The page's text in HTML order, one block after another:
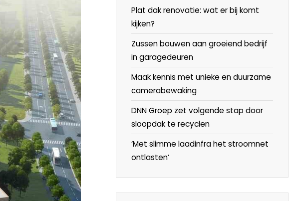
Plat dak renovatie: wat er bij komt
kijken?
Zussen bouwen aan groeiend bedrijf
in garagedeuren
Maak kennis met unieke en duurzame
camerabewaking
DNN Groep zet volgende stap door
sloopdak te recyclen
‘Met slimme laadinfra het stroomnet
ontlasten’